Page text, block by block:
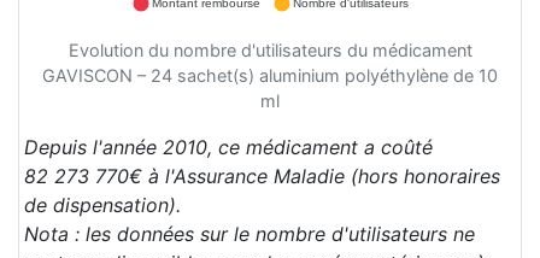
Montant remboursé Nombre d'utilisateurs
Evolution du nombre d'utilisateurs du médicament
GAVISCON – 24 sachet(s) aluminium polyéthylène de 10
ml
Depuis l'année 2010, ce médicament a coûté
82 273 770€ à l'Assurance Maladie (hors honoraires
de dispensation).
Nota : les données sur le nombre d'utilisateurs ne